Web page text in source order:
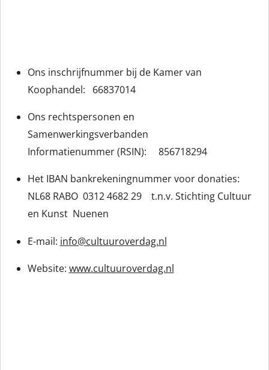
Ons inschrijfnummer bij de Kamer van
Koophandel:
66837014
Ons rechtspersonen en
Samenwerkingsverbanden
Informatienummer (RSIN): 856718294
Het IBAN bankrekeningnummer voor donaties:
NL68 RABO 0312 4682 29 t.n.v. Stichting Cultuur
en Kunst Nuenen
E-mail: info@cultuuroverdag.nl
Website: www.cultuuroverdag.nl